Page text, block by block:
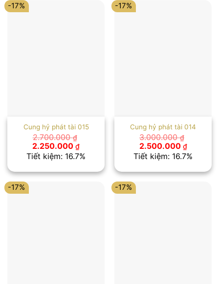
-17%
Cung hỷ phát tài 015
2.700.000₫
Giá
gốc
là:
2.250.000 ₫Giá
hiện
tại
2.250.000 ₫.
Tiết kiệm: 16.7%
-17%
Cung hỷ phát tài 014
3.000.000₫
Giá
gốc
là:
2.500.000 ₫Giá
hiện
tại
Tiết kiệm: 16.7%
-17% -17%